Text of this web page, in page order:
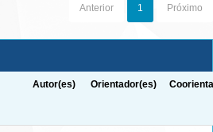
Anterior 1 Próximo
Autor(es) Orientador(es)